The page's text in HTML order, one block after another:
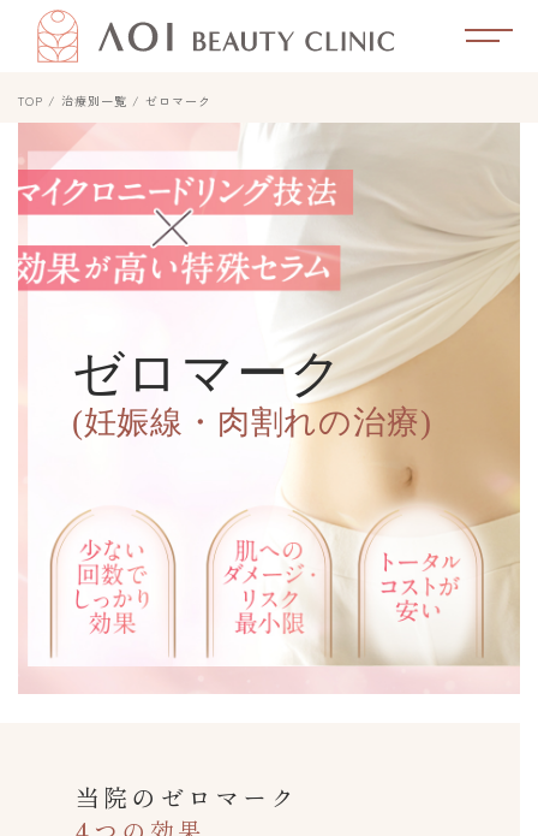
TOP 治療別一覧 ゼロマーク
ゼロマーク
(妊娠線・肉割れの治療)
当院のゼロマーク